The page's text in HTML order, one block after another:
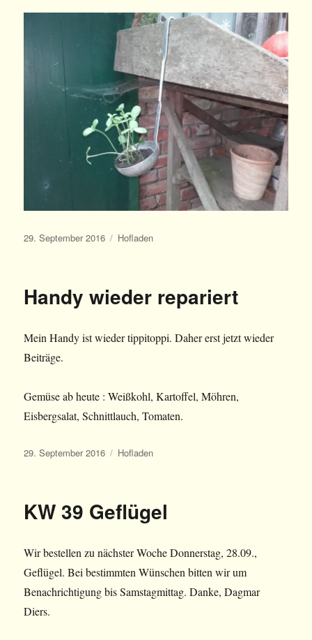
Veröffentlicht
29. September 2016 Kategorien
Hofladen
Handy wieder repariert
Mein Handy ist wieder tippitoppi. Daher erst jetzt wieder
Beiträge.
Gemüse ab heute : Weißkohl, Kartoffel, Möhren,
Eisbergsalat, Schnittlauch, Tomaten.
Veröffentlicht
29. September 2016 Kategorien
Hofladen
KW 39 Geflügel
Wir bestellen zu nächster Woche Donnerstag, 28.09.,
Geflügel. Bei bestimmten Wünschen bitten wir um
Benachrichtigung bis Samstagmittag. Danke, Dagmar
Diers.